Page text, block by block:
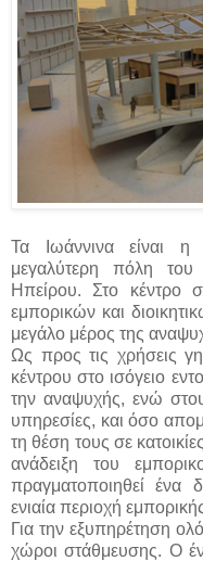
Τα Ιωάννινα είναι
μεγαλύτερη πόλη του
Ηπείρου. Στο κέντρο
εμπορικών και
μεγάλο μέρος της
Ως προς τις χρήσεις
κέντρου στο ισόγειο
την αναψυχής, ενώ
υπηρεσίες, και όσο
τη θέση τους σε
ανάδειξη του
πραγματοποιηθεί ένα
ενιαία περιοχή
Για την εξυπηρέτηση
χώροι στάθμευσης. Ο